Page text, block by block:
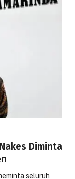
Diminta
seluruh